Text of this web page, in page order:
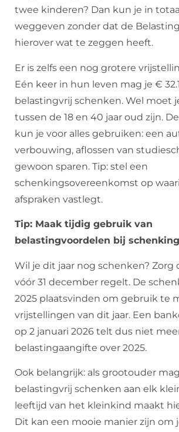
twee kinderen? Dan kun je in
weggeven zonder dat de
hierover wat te zeggen heeft.
Er is zelfs een nog grotere
Eén keer in hun leven mag je €
belastingvrij schenken. Wel moet
tussen de 18 en 40 jaar oud zijn.
kun je voor alles gebruiken: een
verbouwing, aflossen van
gewoon sparen. Tip: stel een
schenkingsovereenkomst op
afspraken vastlegt.
Tip: Maak tijdig gebruik van
belastingvoordelen bij
Wil je dit jaar nog schenken? Zorg
vóór 31 december regelt. De
2025 plaatsvinden om gebruik te
vrijstellingen van dit jaar. Een
op 2 januari 2026 telt dus niet
belastingaangifte over 2025.
Ook belangrijk: als grootouder
belastingvrij schenken aan elk
leeftijd van het kleinkind maakt
Dit kan een mooie manier zijn om